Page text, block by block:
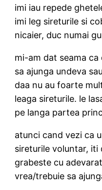
imi iau repede
imi leg sireturile si
nicaier, duc numai
mi-am dat seama ca
sa ajunga undeva
daa nu au foarte
leaga sireturile. le
pe langa partea
atunci cand vezi ca
sireturile voluntar, iti
grabeste cu
vrea/trebuie sa